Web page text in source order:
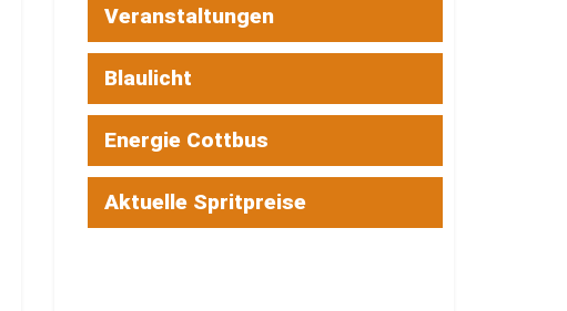
Veranstaltungen
Blaulicht
Energie Cottbus
Aktuelle Spritpreise